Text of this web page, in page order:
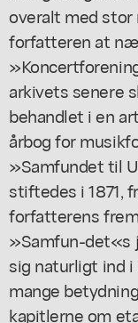
overalt med stor
forfatteren at
arkivets senere
behandlet i en
årbog for
»Samfundet til
stiftedes i 1871,
forfatterens
»Samfun-det«s
sig naturligt ind i
mange
kapitlerne om